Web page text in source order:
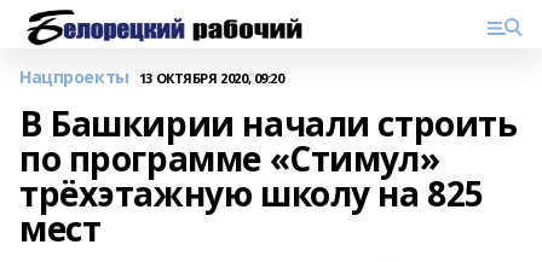
Нацпроекты 13 ОКТЯБРЯ 2020, 09:20
В Башкирии начали строить
по программе «Стимул»
трёхэтажную школу на 825
мест